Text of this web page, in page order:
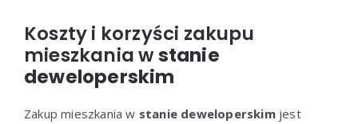
Koszty i korzyści zakupu
mieszkania wstanie
deweloperskim
Zakup mieszkania w stanie deweloperskimjest